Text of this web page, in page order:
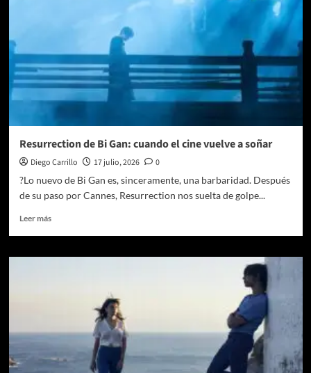
Resurrection de Bi Gan: cuando el cine vuelve a soñar
Diego Carrillo 17 julio, 2026
0
?Lo nuevo de Bi Gan es, sinceramente, una barbaridad. Después
de su paso por Cannes, Resurrection nos suelta de golpe...
Leer másLeer
Resurrection
cine
a